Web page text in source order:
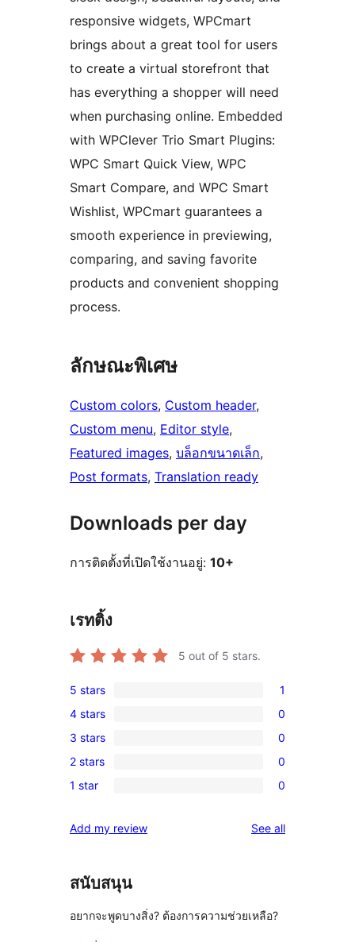
responsive widgets, WPCmart
brings about a great tool for users
to create a virtual storefront that
has everything a shopper will need
when purchasing online. Embedded
with WPClever Trio Smart Plugins:
WPC Smart Quick View, WPC
Smart Compare, and WPC Smart
Wishlist, WPCmart guarantees a
smooth experience in previewing,
comparing, and saving favorite
products and convenient shopping
process.
ลักษณะพิเศษ
Custom colors, Custom header
Custom menu, Editor style
Featured images, บล็อกขนาดเล็ก
Post formats, Translation ready
Downloads per day
การติดตั้งที่เปิดใช้งานอยู่: 10+
เรทติ้ง
5 out of 5 stars.
1
5-
star
review
5 stars 1
0
4-
star
reviews
4 stars 0
0
3-
star
3 stars 0
0
2-
reviews
2 stars 0
0
star
1 star 0
Add my review See allreviews
สนับสนุน
อยากจะพูดบางสิ่ง? ต้องการความช่วยเหลือ?